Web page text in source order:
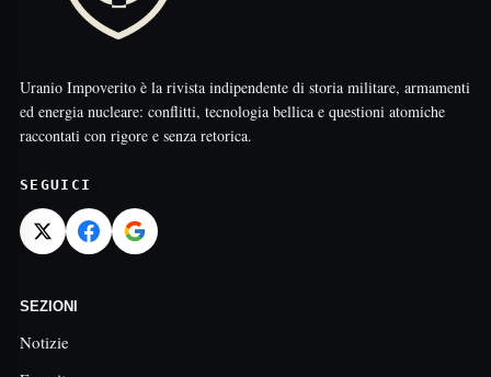
Uranio Impoverito è la rivista indipendente di storia militare, armamenti
ed energia nucleare: conflitti, tecnologia bellica e questioni atomiche
raccontati con rigore e senza retorica.
SEGUICI
SEZIONI
Notizie